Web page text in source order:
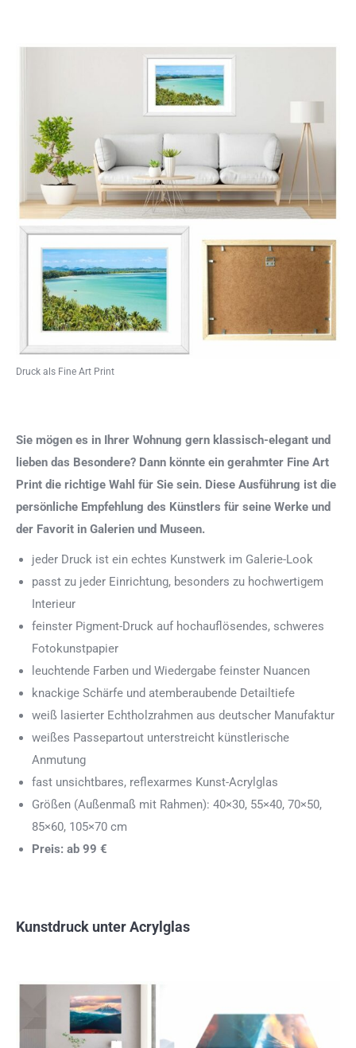
Druck als Fine Art Print
Sie mögen es in Ihrer Wohnung gern klassisch-elegant und
lieben das Besondere? Dann könnte ein gerahmter Fine Art
Print die richtige Wahl für Sie sein. Diese Ausführung ist die
persönliche Empfehlung des Künstlers für seine Werke und
der Favorit in Galerien und Museen.
jeder Druck ist ein echtes Kunstwerk im Galerie-Look
passt zu jeder Einrichtung, besonders zu hochwertigem
Interieur
feinster Pigment-Druck auf hochauflösendes, schweres
Fotokunstpapier
leuchtende Farben und Wiedergabe feinster Nuancen
knackige Schärfe und atemberaubende Detailtiefe
weiß lasierter Echtholzrahmen aus deutscher Manufaktur
weißes Passepartout unterstreicht künstlerische
Anmutung
fast unsichtbares, reflexarmes Kunst-Acrylglas
Größen (Außenmaß mit Rahmen): 40×30, 55×40, 70×50,
85×60, 105×70 cm
Preis: ab 99 €
Kunstdruck unter Acrylglas